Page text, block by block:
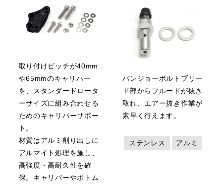
取り付けピッチが40mm
や65mmのキャリパー
を、スタンダードロータ
ーサイズに組み合わせる
ためのキャリパーサポー
ト。
材質はアルミ削り出しに
アルマイト処理を施し、
高強度・高耐久性を確
保。キャリパーやボトム
バンジョーボルトブリー
ド部からフルードが抜き
取れ、エアー抜き作業が
素早く行えます。
ステンレス アルミ